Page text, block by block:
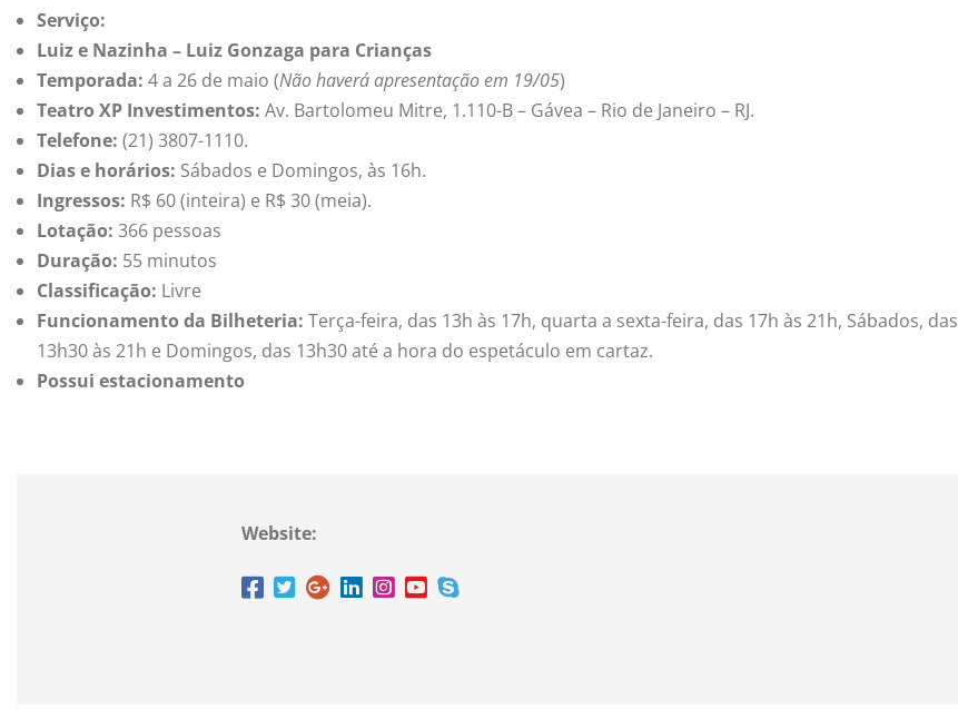
Serviço:
Luiz e Nazinha – Luiz Gonzaga para Crianças
Temporada: 4 a 26 de maio (Não haverá apresentação em 19/05)
Teatro XP Investimentos: Av. Bartolomeu Mitre, 1.110-B – Gávea – Rio de Janeiro – RJ.
Telefone: (21) 3807-1110.
Dias e horários: Sábados e Domingos, às 16h.
Ingressos: R$ 60 (inteira) e R$ 30 (meia).
Lotação: 366 pessoas
Duração: 55 minutos
Classificação: Livre
Funcionamento da Bilheteria: Terça-feira, das 13h às 17h, quarta a sexta-feira, das 17h às 21h, Sábados, das
13h30 às 21h e Domingos, das 13h30 até a hora do espetáculo em cartaz.
Possui estacionamento
Website: